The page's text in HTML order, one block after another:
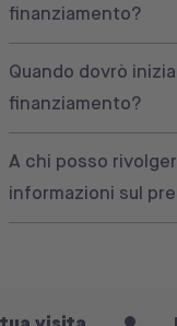
finanziamento?
Quando dovrò
finanziamento?
A chi posso
informazioni sul